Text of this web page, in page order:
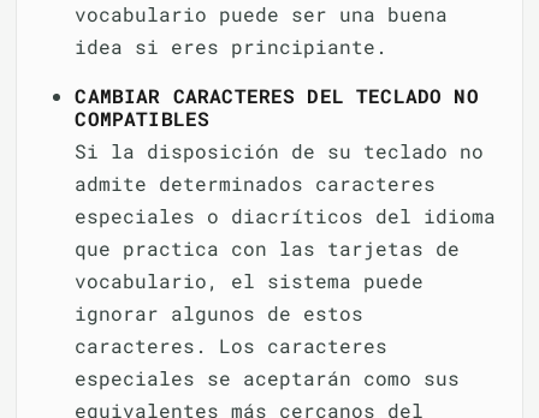
vocabulario puede ser una buena
idea si eres principiante.
CAMBIAR CARACTERES DEL TECLADO NO
COMPATIBLES
Si la disposición de su teclado no
admite determinados caracteres
especiales o diacríticos del idioma
que practica con las tarjetas de
vocabulario, el sistema puede
ignorar algunos de estos
caracteres. Los caracteres
especiales se aceptarán como sus
equivalentes más cercanos del